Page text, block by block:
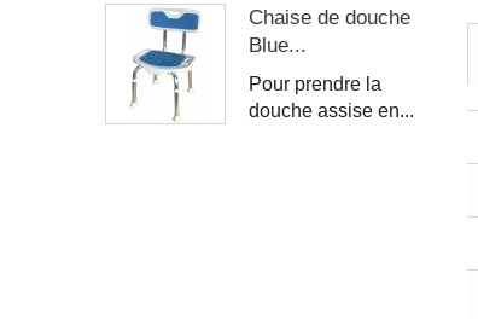
Chaise de douche
Blue...
Pour prendre la
douche assise en...